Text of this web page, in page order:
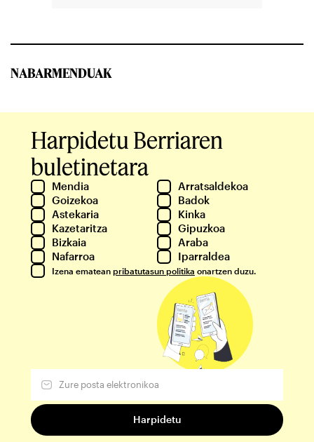
NABARMENDUAK
Harpidetu Berriaren
buletinetara
Mendia
Arratsaldekoa
Goizekoa
Badok
Astekaria
Kinka
Kazetaritza
Gipuzkoa
Bizkaia
Araba
Nafarroa
Iparraldea
Izena ematean pribatutasun politika onartzen duzu.